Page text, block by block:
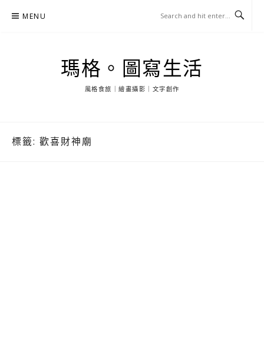
MENU
瑪格。圖寫生活
風格食旅｜繪畫攝影｜文字創作
標籤: 歡喜財神廟